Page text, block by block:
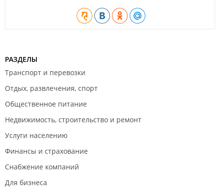
РАЗДЕЛЫ
Транспорт и перевозки
Отдых, развлечения, спорт
Общественное питание
Недвижимость, строительство и ремонт
Услуги населению
Финансы и страхование
Снабжение компаний
Для бизнеса